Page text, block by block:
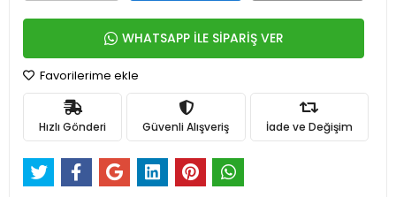
WHATSAPP İLE SİPARİŞ VER
Favorilerime ekle
Hızlı Gönderi Güvenli Alışveriş İade ve Değişim